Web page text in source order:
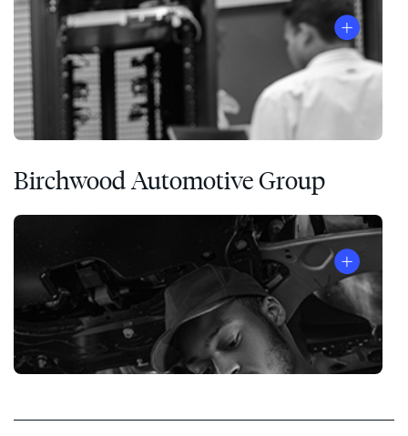
Birchwood Automotive Group